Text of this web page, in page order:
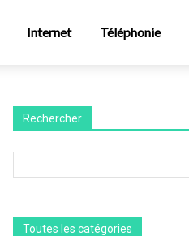
Internet Téléphonie
Rechercher
Toutes les catégories